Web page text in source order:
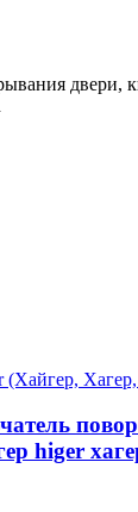
двери,
(Хайгер,
higer